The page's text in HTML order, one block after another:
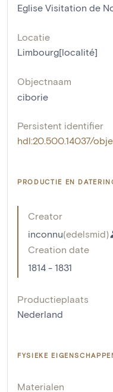
Eglise Visitation de
Locatie
Limbourg[localité]
Objectnaam
ciborie
Persistent identifier
hdl:20.500.14037/
PRODUCTIE EN
Creator
inconnu(edelsmid)
Creation date
1814 - 1831
Productieplaats
Nederland
FYSIEKE
Materialen